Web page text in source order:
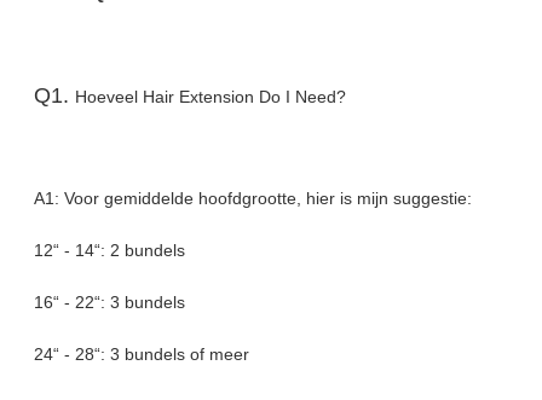
Q1. Hoeveel Hair Extension Do I Need?
A1: Voor gemiddelde hoofdgrootte, hier is mijn suggestie:
12“ - 14“: 2 bundels
16“ - 22“: 3 bundels
24“ - 28“: 3 bundels of meer